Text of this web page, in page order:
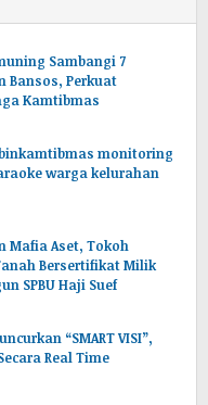
Sambangi 7
Bansos, Perkuat
Kamtibmas
monitoring
warga kelurahan
Mafia Aset, Tokoh
Bersertifikat Milik
SPBU Haji Suef
“SMART VISI”,
Real Time